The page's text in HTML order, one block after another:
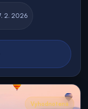
2. 2026
Vyhodnotená